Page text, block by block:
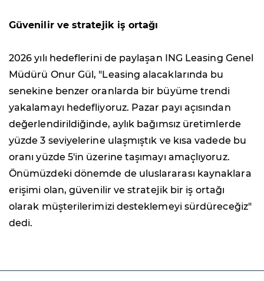
Güvenilir ve stratejik iş ortağı
2026 yılı hedeflerini de paylaşan ING Leasing Genel
Müdürü Onur Gül, "Leasing alacaklarında bu
senekine benzer oranlarda bir büyüme trendi
yakalamayı hedefliyoruz. Pazar payı açısından
değerlendirildiğinde, aylık bağımsız üretimlerde
yüzde 3 seviyelerine ulaşmıştık ve kısa vadede bu
oranı yüzde 5'in üzerine taşımayı amaçlıyoruz.
Önümüzdeki dönemde de uluslararası kaynaklara
erişimi olan, güvenilir ve stratejik bir iş ortağı
olarak müşterilerimizi desteklemeyi sürdüreceğiz"
dedi.